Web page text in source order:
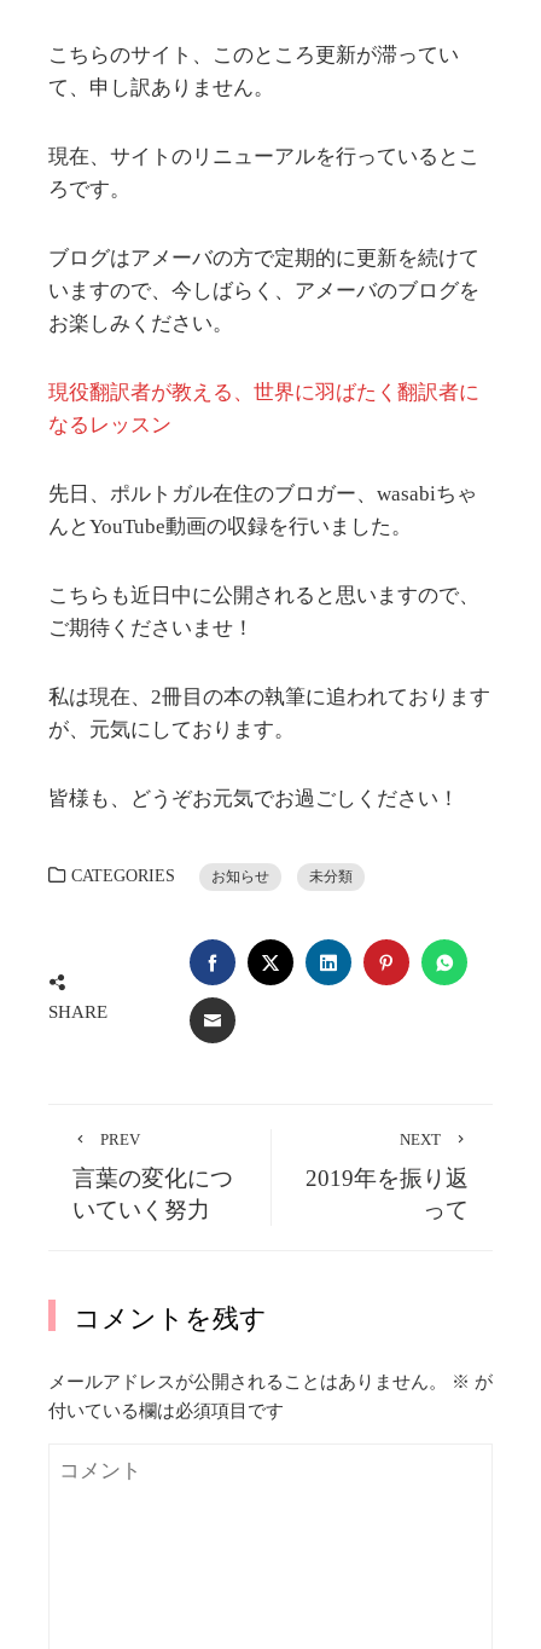
こちらのサイト、このところ更新が滞ってい
て、申し訳ありません。
現在、サイトのリニューアルを行っているとこ
ろです。
ブログはアメーバの方で定期的に更新を続けて
いますので、今しばらく、アメーバのブログを
お楽しみください。
現役翻訳者が教える、世界に羽ばたく翻訳者に
なるレッスン
先日、ポルトガル在住のブロガー、wasabiちゃ
んとYouTube動画の収録を行いました。
こちらも近日中に公開されると思いますので、
ご期待くださいませ！
私は現在、2冊目の本の執筆に追われております
が、元気にしております。
皆様も、どうぞお元気でお過ごしください！
CATEGORIES お知らせ 未分類
SHARE
FACEBOOKTWITTERLINKEDINPINTEREST
EMAIL
PREV
言葉の変化につ
いていく努力
NEXT
2019年を振り返
って
コメントを残す
メールアドレスが公開されることはありません。 ※ が
付いている欄は必須項目です